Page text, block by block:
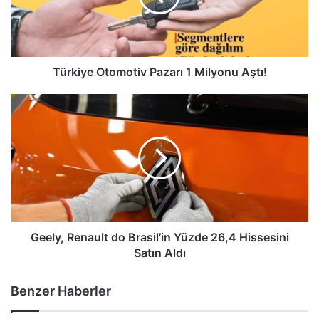
Aştı!
Türkiye Otomotiv Pazarı 1 Milyonu Aştı!
Geely,
Renault
Brasil’in
Yüzde
26,4
Satın
Aldı
Geely, Renault do Brasil’in Yüzde 26,4 Hissesini
Satın Aldı
Benzer Haberler